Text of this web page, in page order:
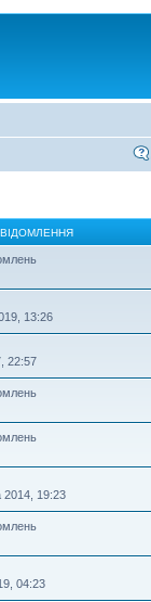
13:26
22:57
2014, 19:23
04:23